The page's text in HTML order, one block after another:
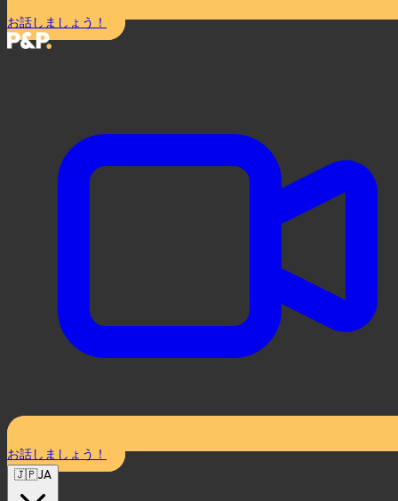
お話しましょう！
お話しましょう！
🇯🇵JA